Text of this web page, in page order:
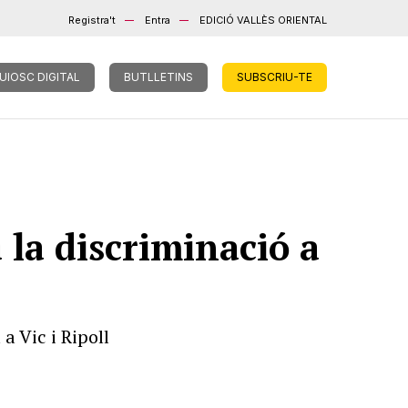
Registra't Entra EDICIÓ VALLÈS ORIENTAL
DIGITAL BUTLLETINS SUBSCRIU-TE
la discriminació a
Vic i Ripoll